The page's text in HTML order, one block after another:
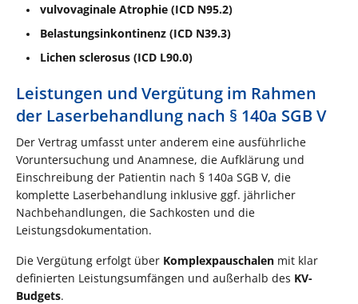
vulvovaginale Atrophie (ICD N95.2)
Belastungsinkontinenz (ICD N39.3)
Lichen sclerosus (ICD L90.0)
Leistungen und Vergütung im Rahmen
der Laserbehandlung nach § 140a SGB V
Der Vertrag umfasst unter anderem eine ausführliche
Voruntersuchung und Anamnese, die Aufklärung und
Einschreibung der Patientin nach § 140a SGB V, die
komplette Laserbehandlung inklusive ggf. jährlicher
Nachbehandlungen, die Sachkosten und die
Leistungsdokumentation.
Die Vergütung erfolgt über Komplexpauschalen mit klar
definierten Leistungsumfängen und außerhalb des KV-
Budgets.